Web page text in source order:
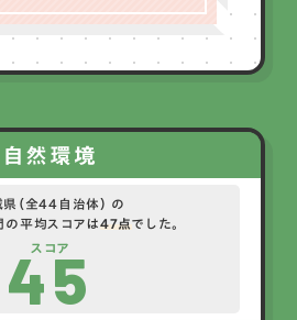
自然環境
県（全44自治体） の
の平均スコアは47点でした。
スコア
45